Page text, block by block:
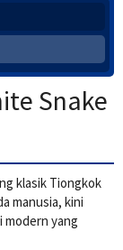
Snake
klasik Tiongkok
manusia, kini
modern yang